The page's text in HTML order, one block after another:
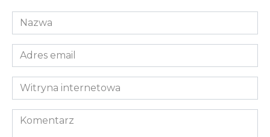
Nazwa
*
Adres
email
*Witryna
internetowa
Komentarz